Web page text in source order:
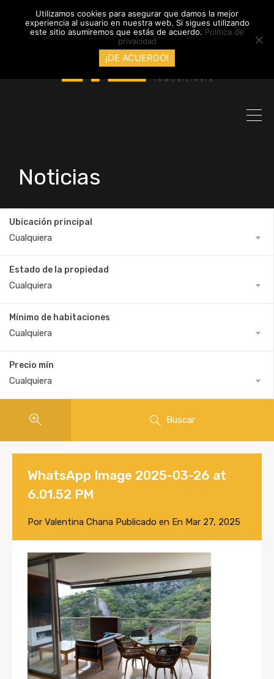
info@inmobiliariadyl.com
Noticias
Ubicación principal
Cualquiera
Estado de la propiedad
Cualquiera
Mínimo de habitaciones
Cualquiera
Precio mín
Cualquiera
Buscar
WhatsApp Image 2025-03-26 at
6.01.52 PM
Por Valentina Chana Publicado en En Mar 27, 2025
Utilizamos cookies para asegurar que damos la mejor
experiencia al usuario en nuestra web. Si sigues utilizando
este sitio asumiremos que estás de acuerdo. Política de
privacidad
¡DE ACUERDO!